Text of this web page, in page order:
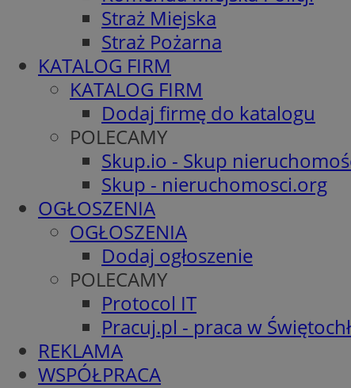
Straż Miejska
Straż Pożarna
KATALOG FIRM
KATALOG FIRM
Dodaj firmę do katalogu
POLECAMY
Skup.io - Skup
Skup - nieruchomosci.org
OGŁOSZENIA
OGŁOSZENIA
Dodaj ogłoszenie
POLECAMY
Protocol IT
Pracuj.pl - praca w
REKLAMA
WSPÓŁPRACA